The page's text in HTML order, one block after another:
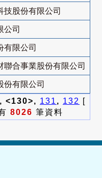
技股份有限公司
公司
有限公司
聯合事業股份有限公司
份有限公司
, <130>, 131 , 132
[
8026 筆資料